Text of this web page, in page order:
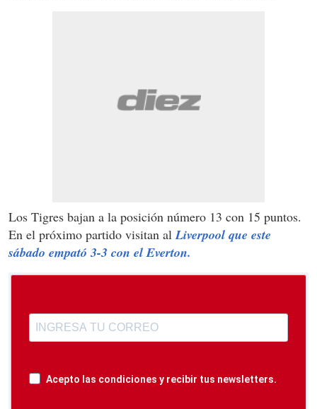
Los Tigres bajan a la posición número 13 con 15 puntos.
En el próximo partido visitan alLiverpool que este
sábado empató 3-3 con el Everton.
Acepto las condiciones y recibir tus newsletters.